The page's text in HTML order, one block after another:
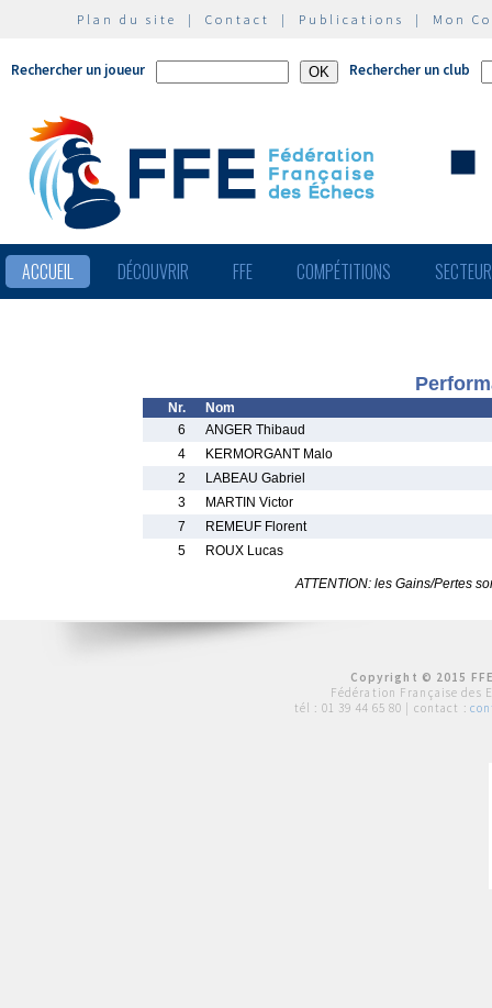
Plan du site | Contact | Publications | Mon
Rechercher un joueur Rechercher un club
ACCUEIL DÉCOUVRIR FFE COMPÉTITIONS
Nr.
Nom
6
ANGER Thibaud
4
KERMORGANT Malo
2
LABEAU Gabriel
3
MARTIN Victor
7
REMEUF Florent
5
ROUX Lucas
ATTENTION: les Gains/Pertes
Copyright © 2015
Fédération Française des
tél : 01 39 44 65 80 | contact :